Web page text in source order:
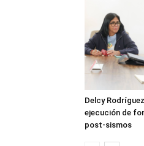
Delcy
ejecución de
post-sismos